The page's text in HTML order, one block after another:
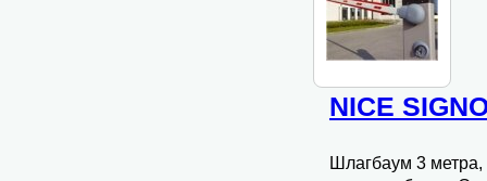
NICE
Шлагбаум 3 метра,